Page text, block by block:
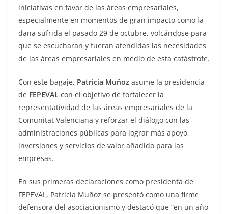
iniciativas en favor de las áreas empresariales,
especialmente en momentos de gran impacto como la
dana sufrida el pasado 29 de octubre, volcándose para
que se escucharan y fueran atendidas las necesidades
de las áreas empresariales en medio de esta catástrofe.
Con este bagaje, Patricia Muñoz asume la presidencia
de FEPEVAL con el objetivo de fortalecer la
representatividad de las áreas empresariales de la
Comunitat Valenciana y reforzar el diálogo con las
administraciones públicas para lograr más apoyo,
inversiones y servicios de valor añadido para las
empresas.
En sus primeras declaraciones como presidenta de
FEPEVAL, Patricia Muñoz se presentó como una firme
defensora del asociacionismo y destacó que “en un año